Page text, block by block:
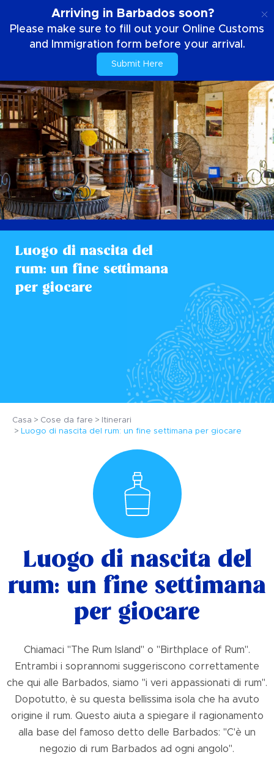
Arriving in Barbados soon?
Please make sure to fill out your Online Customs
and Immigration form before your arrival.
Submit Here
Luogo di nascita del
rum: un fine settimana
per giocare
Casa Cose da fare
Itinerari
Luogo di nascita del rum: un fine settimana per giocare
Luogo di nascita del
rum: un fine settimana
per giocare
Chiamaci "The Rum Island" o "Birthplace of Rum".
Entrambi i soprannomi suggeriscono correttamente
che qui alle Barbados, siamo "i veri appassionati di rum".
Dopotutto, è su questa bellissima isola che ha avuto
origine il rum. Questo aiuta a spiegare il ragionamento
alla base del famoso detto delle Barbados: "C'è un
negozio di rum Barbados ad ogni angolo".